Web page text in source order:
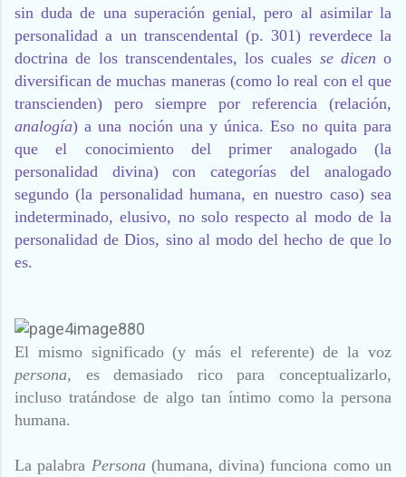
sin duda de una superación genial, pero al asimilar la
personalidad a un transcendental (p. 301) reverdece la
doctrina de los transcendentales, los cuales se dicen o
diversifican de muchas maneras (como lo real con el que
transcienden) pero siempre por referencia (relación,
analogía) a una noción una y única. Eso no quita para
que el conocimiento del primer analogado (la
personalidad divina) con categorías del analogado
segundo (la personalidad humana, en nuestro caso) sea
indeterminado, elusivo, no solo respecto al modo de la
personalidad de Dios, sino al modo del hecho de que lo
es.
El mismo significado (y más el referente) de la voz
persona, es demasiado rico para conceptualizarlo,
incluso tratándose de algo tan íntimo como la persona
humana.
La palabra Persona (humana, divina) funciona como un